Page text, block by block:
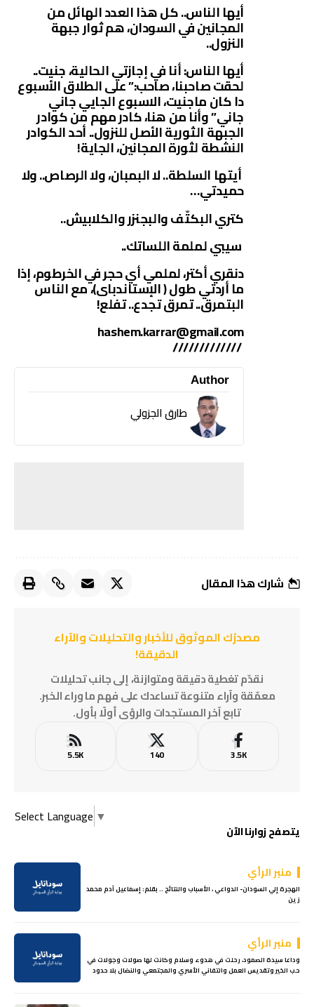
أيها الناس.. كل هذا العدد الهائل من
المجانين في السودان، هم ثوار جبهة
النزول..
أيها الناس: أنا في إجازتي الحالية، جنيت..
لحقت صاحبنا، صاحب:” على الطلاق الأسبوع
دا كان ماجنيت، الاسبوع الجايي جاني
جاني” وأنا من هنا، كادر مهم من كوادر
الجبهة الثورية الأصل للنزول.. أحد الكوادر
النشطة لثورة المجانين، الجاية!
أيتها السلطة.. لا البمبان، ولا الرصاص.. ولا
حميدتي…
كتري البكتّف والبجنزر والكلابيش..
سيبي لملمة اللساتك..
دنقري أكتر، لملمي أي حجر في الخرطوم، إذا
ما أردتي طول ( الإستاندباى)، مع الناس
البتمرق.. تمرق تجدع.. تفلع!
hashem.karrar@gmail.com
/////////////
Author
طارق الجزولي
شارك هذا المقال
مصدرُك الموثوق للأخبار والتحليلات والآراء
الدقيقة!
نقدّم تغطية دقيقة ومتوازنة، إلى جانب تحليلات
معمّقة وآراء متنوعة تساعدك على فهم ما وراء الخبر.
تابع آخر المستجدات والرؤى أولًا بأول.
3.5K
140
5.5K
Select Language ▼
يتصفح زوارنا الآن
منبر الرأي
الهجرة إلي السودان- الدواعي ، الأسباب والنتائج .. بقلم: إسماعيل آدم محمد
زين
منبر الرأي
وداعا سيدة الصمود، رحلت في هدوء وسلام وكانت لها صولات وجولات في
حب الخير وتقديس العمل والتفاني الأسري والمجتمعي والنضال بلا حدود